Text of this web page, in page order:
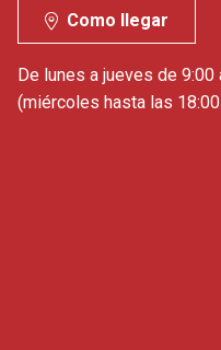
CA
Como llegar
De lunes a jueves de
(miércoles hasta las